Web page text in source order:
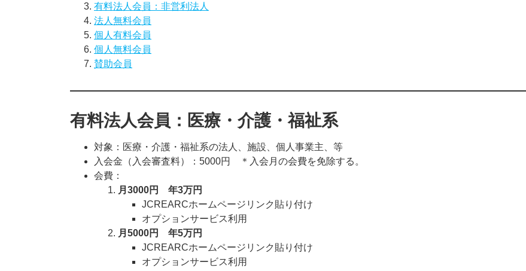
有料法人会員：非営利法人
法人無料会員
個人有料会員
個人無料会員
賛助会員
有料法人会員：医療・介護・福祉系
対象：医療・介護・福祉系の法人、施設、個人事業主、等
入会金（入会審査料）：5000円 ＊入会月の会費を免除する。
会費：
月3000円 年3万円
JCREARCホームページリンク貼り付け
オプションサービス利用
月5000円 年5万円
JCREARCホームページリンク貼り付け
オプションサービス利用